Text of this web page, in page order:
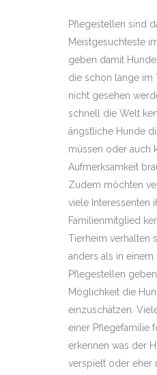
Pflegestellen sind
Meistgesuchteste
geben damit
die schon lange im
nicht gesehen
schnell die Welt
ängstliche Hunde
müssen oder auch
Aufmerksamkeit
Zudem möchten
viele Interessenten
Familienmitglied
Tierheim verhalten
anders als in einem
Pflegestellen
Möglichkeit die
einzuschätzen.
einer Pflegefamilie
erkennen was der
verspielt oder eher